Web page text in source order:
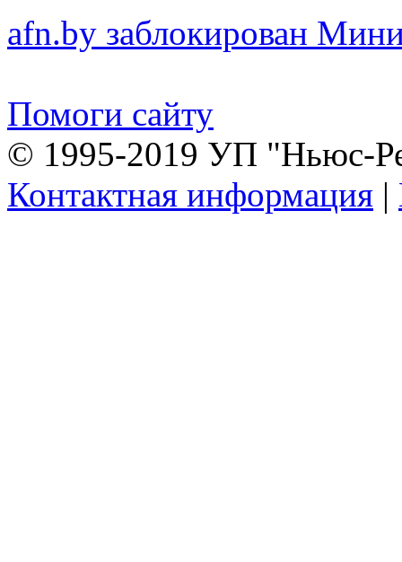
afn.by заблокирован
Помоги сайту
© 1995-2019 УП "Ньюс-
Контактная информация |